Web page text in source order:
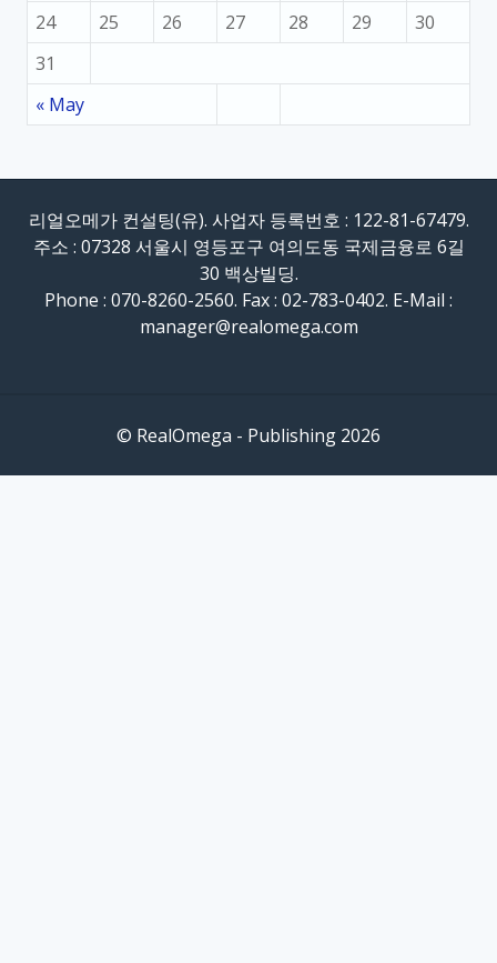
« May
24 25 26 27 28 29
30
31
리얼오메가 컨설팅(유). 사업자 등록번호 : 122-81-67479.
주소 : 07328 서울시 영등포구 여의도동 국제금융로 6길
30 백상빌딩.
Phone : 070-8260-2560. Fax : 02-783-0402. E-Mail :
manager@realomega.com
© RealOmega - Publishing 2026